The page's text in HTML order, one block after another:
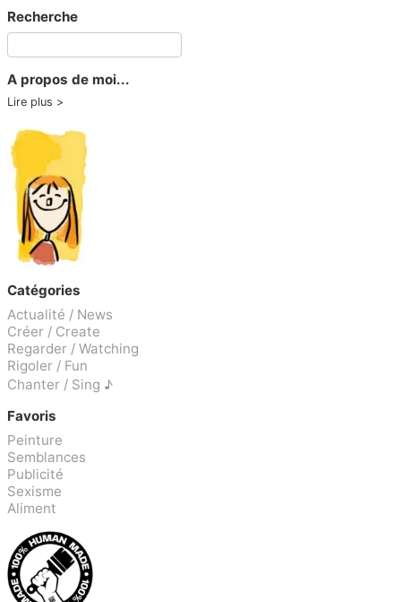
Recherche
A propos de moi...
Lire plus
Catégories
Actualité / News
Créer / Create
Regarder / Watching
Rigoler / Fun
Chanter / Sing ♪
Favoris
Peinture
Semblances
Publicité
Sexisme
Aliment